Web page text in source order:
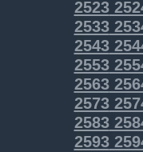
2523
2533
2543
2553
2563
2573
2583
2593